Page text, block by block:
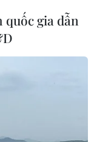
gia dẫn